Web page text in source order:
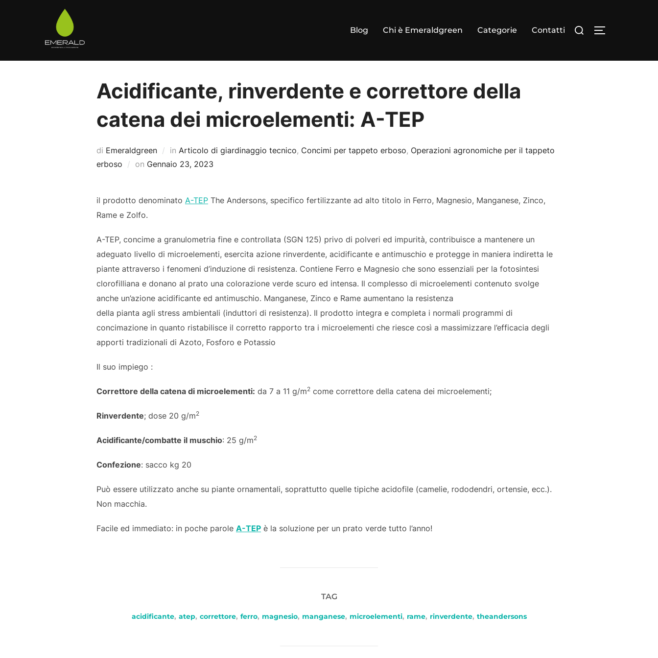
Blog Chi è Emeraldgreen Categorie Contatti
Cerca
per:
APRI/CHIUDI
Acidificante, rinverdente e correttore della
catena dei microelementi: A-TEP
di Emeraldgreen in Articolo di giardinaggio tecnico, Concimi per tappeto erboso, Operazioni agronomiche per il tappeto
erboso
on Pubblicato
Gennaio 23, 2023
il prodotto denominato A-TEP The Andersons, specifico fertilizzante ad alto titolo in Ferro, Magnesio, Manganese, Zinco,
Rame e Zolfo.
A-TEP, concime a granulometria fine e controllata (SGN 125) privo di polveri ed impurità, contribuisce a mantenere un
adeguato livello di microelementi, esercita azione rinverdente, acidificante e antimuschio e protegge in maniera indiretta le
piante attraverso i fenomeni d’induzione di resistenza. Contiene Ferro e Magnesio che sono essenziali per la fotosintesi
clorofilliana e donano al prato una colorazione verde scuro ed intensa. Il complesso di microelementi contenuto svolge
anche un’azione acidificante ed antimuschio. Manganese, Zinco e Rame aumentano la resistenza
della pianta agli stress ambientali (induttori di resistenza). Il prodotto integra e completa i normali programmi di
concimazione in quanto ristabilisce il corretto rapporto tra i microelementi che riesce così a massimizzare l’efficacia degli
apporti tradizionali di Azoto, Fosforo e Potassio
Il suo impiego :
Correttore della catena di microelementi: da 7 a 11 g/m2 come correttore della catena dei microelementi;
Rinverdente; dose 20 g/m2
Acidificante/combatte il muschio: 25 g/m2
Confezione: sacco kg 20
Può essere utilizzato anche su piante ornamentali, soprattutto quelle tipiche acidofile (camelie, rododendri, ortensie, ecc.).
Non macchia.
Facile ed immediato: in poche parole A-TEP è la soluzione per un prato verde tutto l’anno!
TAG
acidificante, atep, correttore, ferro, magnesio, manganese, microelementi, rame, rinverdente, theandersons